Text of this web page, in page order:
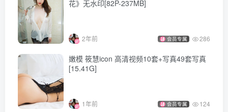
[波萝社] 2015.03.18 Vol.003 柳侑绮Sevenbaby
[波萝社] 2015.03.12 Vol.002 柳侑绮Sevenbaby
[波萝社] 2015.03.02 Vol.001 柳侑绮Sevenbaby
花》无水印[82P-237MB]
2年前 会员专属 286
嫩模 筱慧icon 高清视频10套+写真49套写真
[15.41G]
1年前 会员专属 124